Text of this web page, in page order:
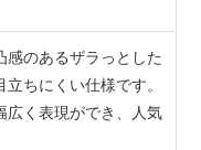
のあるザラっとした
ちにくい仕様です。
広く表現ができ、人気